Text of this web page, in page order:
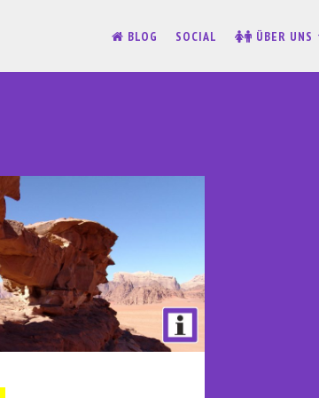
BLOG SOCIAL ÜBER UNS